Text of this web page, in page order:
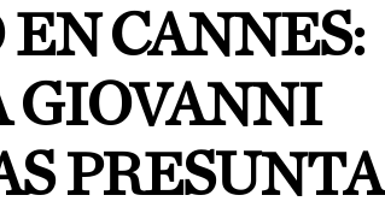
CANNES:
GIOVANNI
PRESUNTA